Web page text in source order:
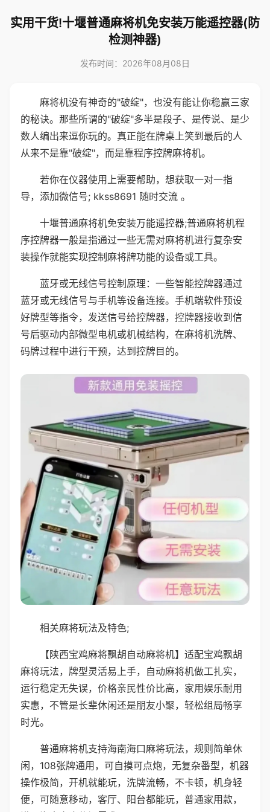
实用干货!十堰普通麻将机免安装万能遥控器(防
检测神器)
发布时间：2026年08月08日
麻将机没有神奇的"破绽"，也没有能让你稳赢三家
的秘诀。那些所谓的"破绽"多半是段子、是传说、是少
数人编出来逗你玩的。真正能在牌桌上笑到最后的人
从来不是靠"破绽"，而是靠程序控牌麻将机。
若你在仪器使用上需要帮助，想获取一对一指
导，添加微信号; kkss8691 随时交流 。
十堰普通麻将机免安装万能遥控器;普通麻将机程
序控牌器一般是指通过一些无需对麻将机进行复杂安
装操作就能实现控制麻将牌功能的设备或工具。
蓝牙或无线信号控制原理：一些智能控牌器通过
蓝牙或无线信号与手机等设备连接。手机端软件预设
好牌型等指令，发送信号给控牌器，控牌器接收到信
号后驱动内部微型电机或机械结构，在麻将机洗牌、
码牌过程中进行干预，达到控牌目的。
相关麻将玩法及特色;
【陕西宝鸡麻将飘胡自动麻将机】适配宝鸡飘胡
麻将玩法，牌型灵活易上手，自动麻将机做工扎实，
运行稳定无失误，价格亲民性价比高，家用娱乐耐用
实惠，不管是长辈休闲还是朋友小聚，轻松组局畅享
时光。
普通麻将机支持海南海口麻将玩法，规则简单休
闲，108张牌通用，可自摸可点炮，无复杂番型，机器
操作极简，开机就能玩，洗牌流畅，不卡顿，机身轻
便，可随意移动，客厅、阳台都能玩，普通家用款，